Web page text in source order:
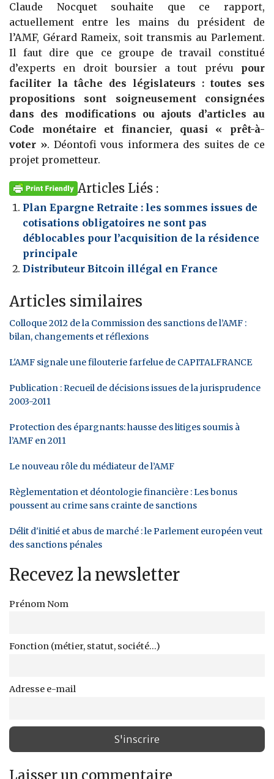
Claude Nocquet souhaite que ce rapport,
actuellement entre les mains du président de
l’AMF, Gérard Rameix, soit transmis au Parlement.
Il faut dire que ce groupe de travail constitué
d’experts en droit boursier a tout prévu pour
faciliter la tâche des législateurs : toutes ses
propositions sont soigneusement consignées
dans des modifications ou ajouts d’articles au
Code monétaire et financier, quasi « prêt-à-
voter ». Déontofi vous informera des suites de ce
projet prometteur.
Articles Liés :
Plan Epargne Retraite : les sommes issues de
cotisations obligatoires ne sont pas
déblocables pour l’acquisition de la résidence
principale
Distributeur Bitcoin illégal en France
Articles similaires
Colloque 2012 de la Commission des sanctions de l’AMF :
bilan, changements et réflexions
L'AMF signale une filouterie farfelue de CAPITALFRANCE
Publication : Recueil de décisions issues de la jurisprudence
2003-2011
Protection des épargnants: hausse des litiges soumis à
l’AMF en 2011
Le nouveau rôle du médiateur de l’AMF
Règlementation et déontologie financière : Les bonus
poussent au crime sans crainte de sanctions
Délit d'initié et abus de marché : le Parlement européen veut
des sanctions pénales
Recevez la newsletter
Prénom Nom
Fonction (métier, statut, société...)
Adresse e-mail